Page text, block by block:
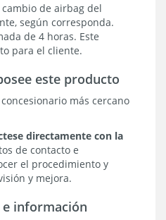
de airbag del
según corresponda.
de 4 horas. Este
para el cliente.
este producto
más cercano
directamente con la
de contacto e
el procedimiento y
y mejora.
información